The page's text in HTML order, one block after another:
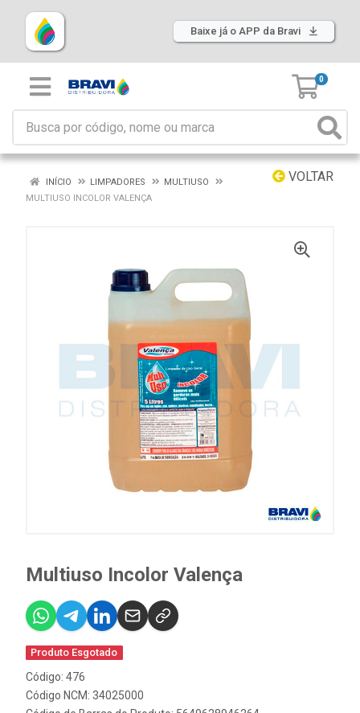
Baixe já o APP da Bravi
0
VOLTAR
INÍCIO LIMPADORES
MULTIUSO
MULTIUSO INCOLOR VALENÇA
Multiuso Incolor Valença
Produto Esgotado
Código: 476
Código NCM: 34025000